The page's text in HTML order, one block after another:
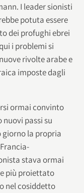
I leader sionisti
potuta essere
dei profughi ebrei
i problemi si
rivolte arabe e
imposte dagli
ormai convinto
nuovi passi su
giorno la propria
stava ormai
più proiettato
nel cosiddetto